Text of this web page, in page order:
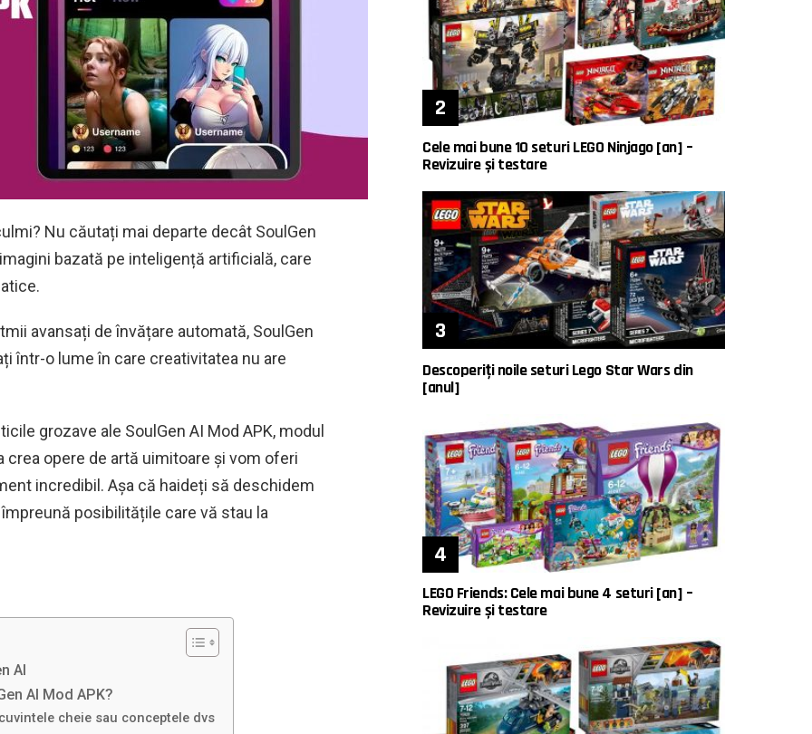
Nu căutați mai departe decât SoulGen
bazată pe inteligență artificială, care
avansați de învățare automată, SoulGen
într-o lume în care creativitatea nu are
grozave ale SoulGen AI Mod APK, modul
opere de artă uimitoare și vom oferi
incredibil. Așa că haideți să deschidem
posibilitățile care vă stau la
AI
AI Mod APK?
cheie sau conceptele dvs
Cele mai bune 10 seturi LEGO Ninjago [an] –
Revizuire și testare
Descoperiți noile seturi Lego Star Wars din
[anul]
LEGO Friends: Cele mai bune 4 seturi [an] –
Revizuire și testare